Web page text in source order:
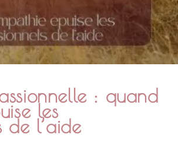
: quand
les
de l’aide